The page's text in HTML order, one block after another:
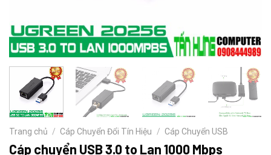
Trang chủ / Cáp Chuyển Đổi Tín Hiệu / Cáp Chuyển USB
Cáp chuyển USB 3.0 to Lan 1000 Mbps